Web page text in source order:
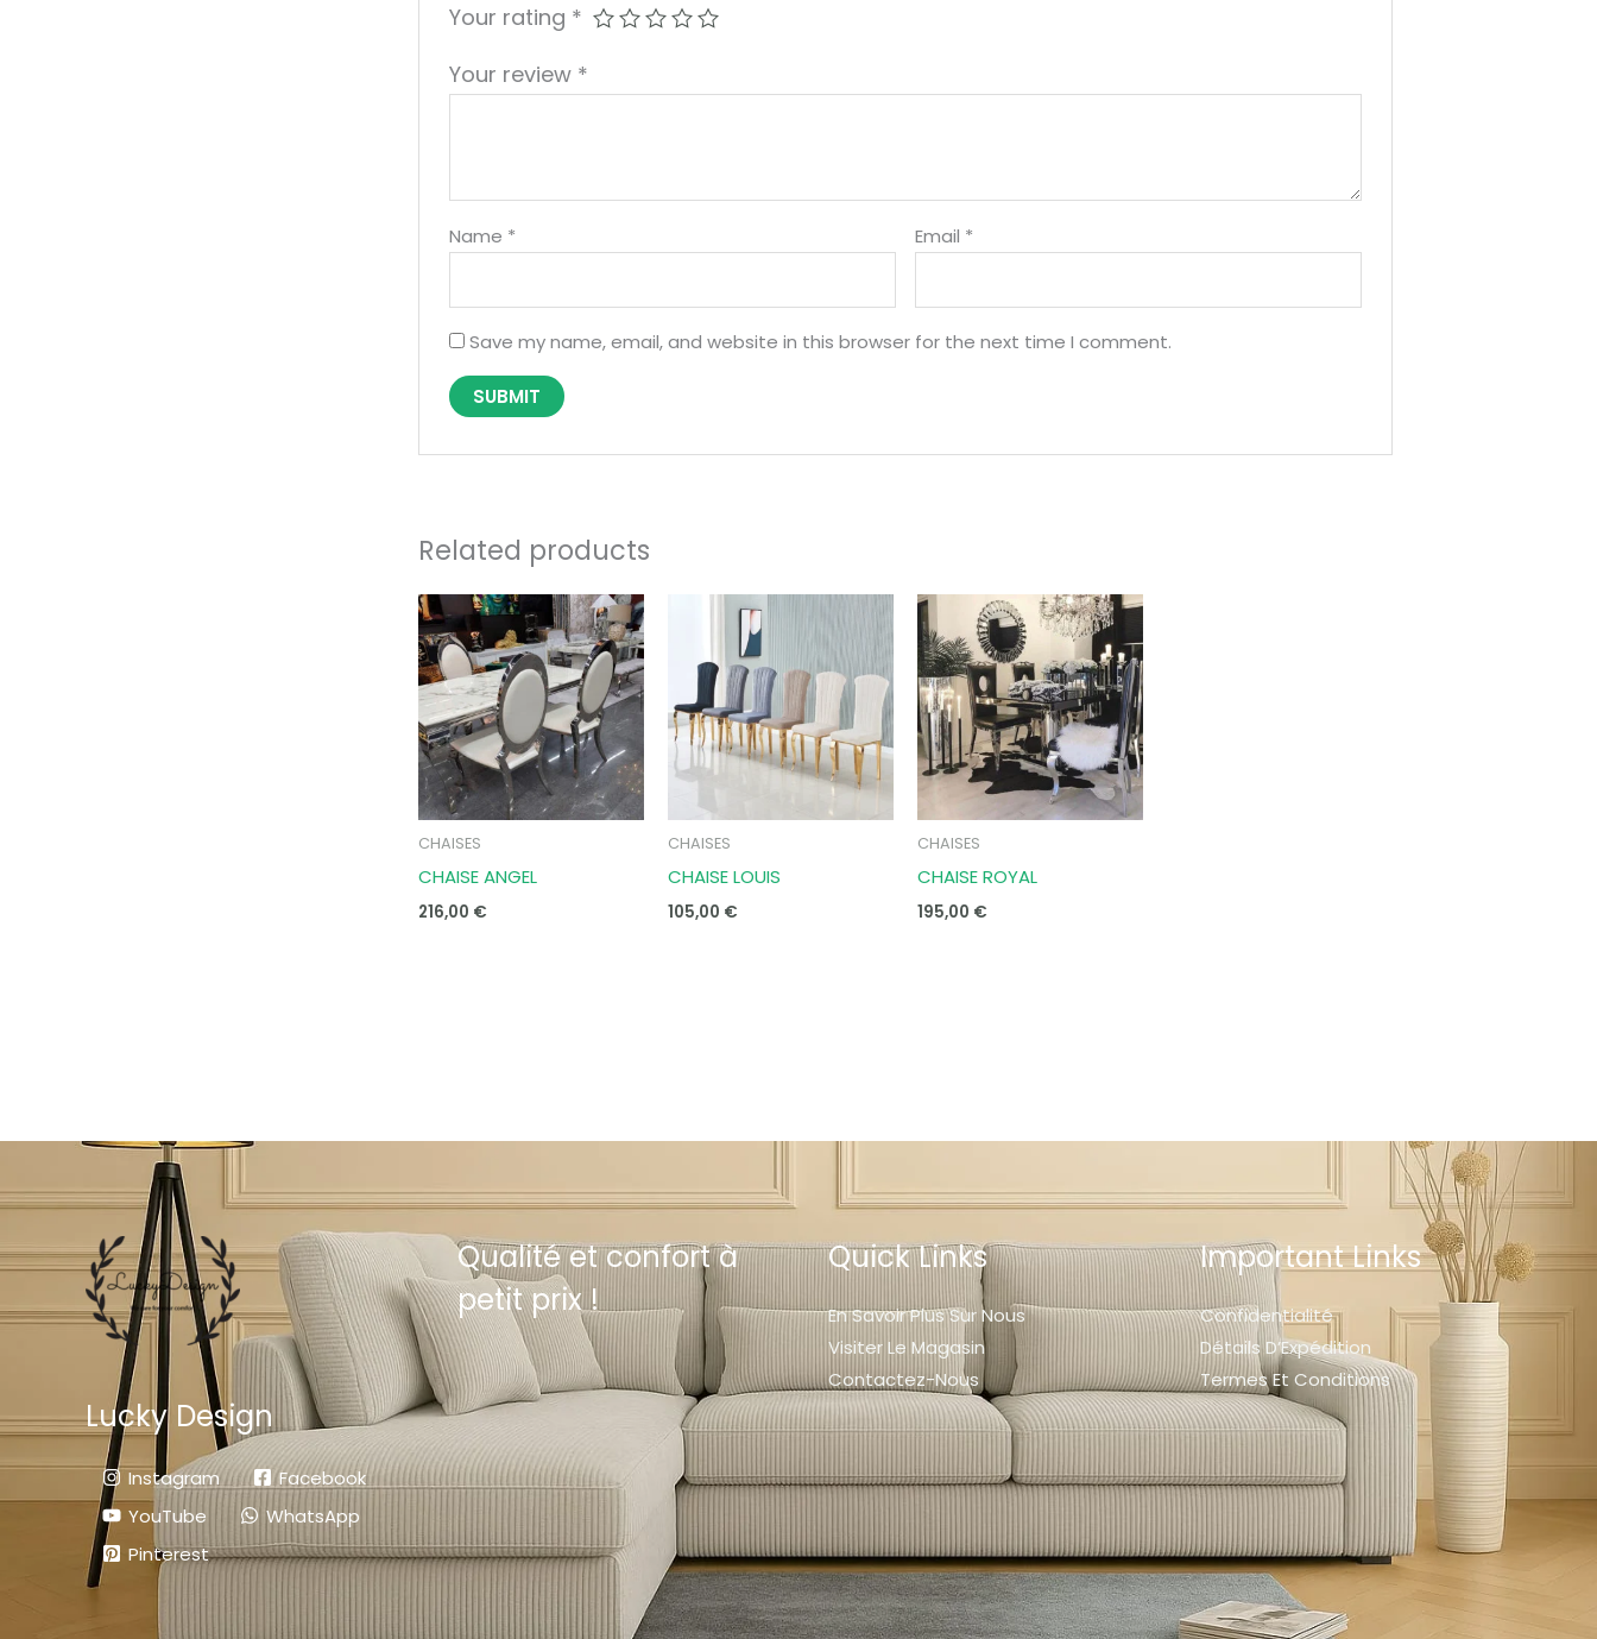
Your rating *
Your review *
Name * Email *
Save my name, email, and website in this browser for the next time I comment.
Related products
CHAISES
CHAISE ANGEL
216,00 €
CHAISES
CHAISE LOUIS
105,00 €
CHAISES
CHAISE ROYAL
195,00 €
Lucky Design
Instagram
Facebook
YouTube
WhatsApp
Pinterest
Qualité et confort à
petit prix !
Quick Links
En Savoir Plus Sur Nous
Visiter Le Magasin
Contactez-Nous
Important Links
Confidentialité
Détails D’Expédition
Termes Et Conditions